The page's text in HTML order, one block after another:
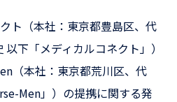
ト（本社：東京都豊島区、代
下「メディカルコネクト」）
（本社：東京都荒川区、代
Men」）の提携に関する発